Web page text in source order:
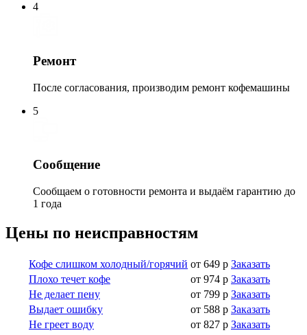
4
Ремонт
После согласования, производим ремонт кофемашины
5
Сообщение
Сообщаем о готовности ремонта и выдаём гарантию до
1 года
Цены по неисправностям
Кофе слишком холодный/горячий от 649 р Заказать
Плохо течет кофе
от 974 р Заказать
Не делает пену
от 799 р Заказать
Выдает ошибку
от 588 р Заказать
Не греет воду
от 827 р Заказать